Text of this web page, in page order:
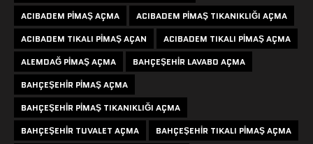
ACIBADEM PIMAŞ AÇMA
ACIBADEM PIMAŞ TIKANIKLIĞI AÇMA
ACIBADEM TIKALI PIMAŞ AÇAN
ACIBADEM TIKALI PIMAŞ AÇMA
ALEMDAĞ PIMAŞ AÇMA
BAHÇEŞEHIR LAVABO AÇMA
BAHÇEŞEHIR PIMAŞ AÇMA
BAHÇEŞEHIR PIMAŞ TIKANIKLIĞI AÇMA
BAHÇEŞEHIR TUVALET AÇMA
BAHÇEŞEHIR TIKALI PIMAŞ AÇMA